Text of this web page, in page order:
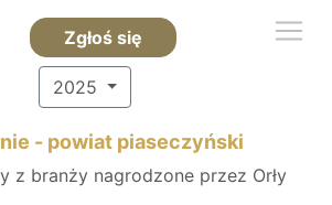
Zgłoś się
2025
- powiat piaseczyński
z branży nagrodzone przez Orły